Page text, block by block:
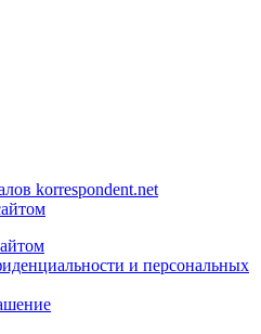
korrespondent.net
и персональных